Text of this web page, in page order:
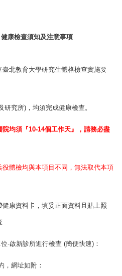
康檢查須知及注意事項
北教育大學研究生體格檢查實施要
究所)，均須完成健康檢查。
院均須 『10-14個工作天』，請務必盡
役體檢均與本項目不同，無法取代本項
健康資料卡，填妥正面資料且貼上照
-啟新診所進行檢查 (簡便快速)：
，網址如附：